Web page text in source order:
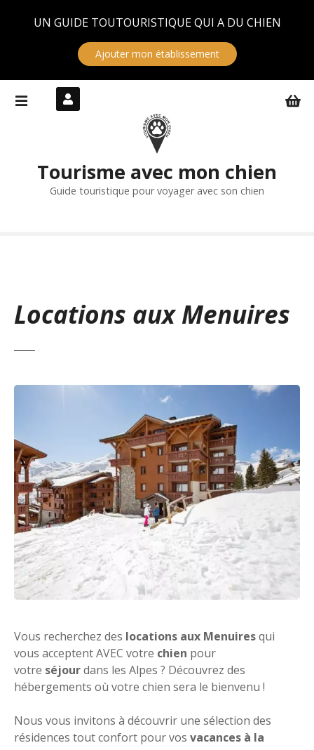
UN GUIDE TOUTOURISTIQUE QUI A DU CHIEN
Ajouter mon établissement
Tourisme avec mon chien
Guide touristique pour voyager avec son chien
Locations aux Menuires
Vous recherchez des locations aux Menuiresqui
vous acceptent AVEC votre chien pour
votre séjourdans les Alpes ? Découvrez des
hébergements où votre chien sera le bienvenu !
Nous vous invitons à découvrir une sélection des
résidences tout confort pour vos vacances à la